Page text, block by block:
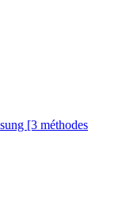
[3 méthodes